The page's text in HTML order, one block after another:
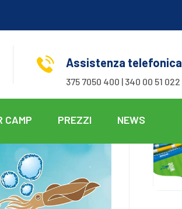
Assistenza telefonica
375 7050 400 | 340 00 51 022
CAMP PREZZI NEWS